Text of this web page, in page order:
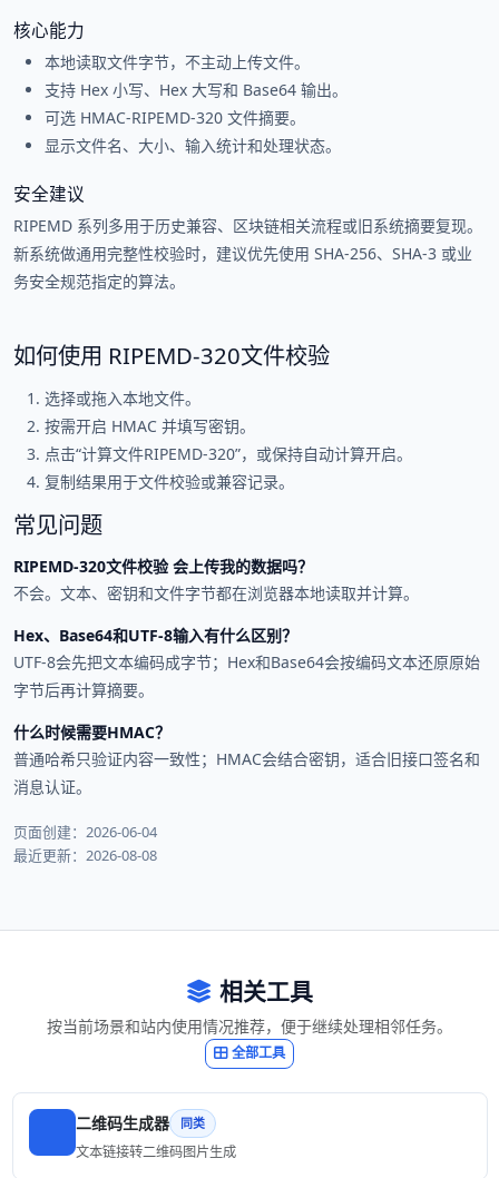
核心能力
本地读取文件字节，不主动上传文件。
支持 Hex 小写、Hex 大写和 Base64 输出。
可选 HMAC-RIPEMD-320 文件摘要。
显示文件名、大小、输入统计和处理状态。
安全建议
RIPEMD 系列多用于历史兼容、区块链相关流程或旧系统摘要复现。
新系统做通用完整性校验时，建议优先使用 SHA-256、SHA-3 或业
务安全规范指定的算法。
如何使用 RIPEMD-320文件校验
选择或拖入本地文件。
按需开启 HMAC 并填写密钥。
点击“计算文件RIPEMD-320”，或保持自动计算开启。
复制结果用于文件校验或兼容记录。
常见问题
RIPEMD-320文件校验 会上传我的数据吗？
不会。文本、密钥和文件字节都在浏览器本地读取并计算。
Hex、Base64和UTF-8输入有什么区别？
UTF-8会先把文本编码成字节；Hex和Base64会按编码文本还原原始
字节后再计算摘要。
什么时候需要HMAC？
普通哈希只验证内容一致性；HMAC会结合密钥，适合旧接口签名和
消息认证。
页面创建：2026-06-04
最近更新：2026-08-08
相关工具
按当前场景和站内使用情况推荐，便于继续处理相邻任务。
全部工具
二维码生成器 同类
文本链接转二维码图片生成